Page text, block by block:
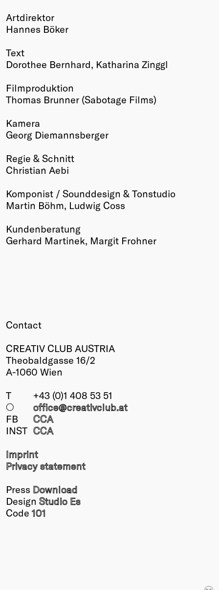
Artdirektor
Hannes Böker
Text
Dorothee Bernhard, Katharina Zinggl
Filmproduktion
Thomas Brunner (Sabotage Films)
Kamera
Georg Diemannsberger
Regie & Schnitt
Christian Aebi
Komponist / Sounddesign & Tonstudio
Martin Böhm, Ludwig Coss
Kundenberatung
Gerhard Martinek, Margit Frohner
Contact
CREATIV CLUB AUSTRIA
Theobaldgasse 16/2
A-1060 Wien
T
+43 (0)1 408 53 51
○
office@creativclub.at
FB
CCA
INST CCA
Imprint
Privacy statement
Press Download
Design Studio Es
Code 101